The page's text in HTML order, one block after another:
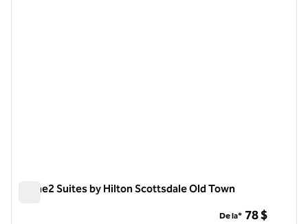
Home2 Suites by Hilton Scottsdale Old Town
De la* 78 $